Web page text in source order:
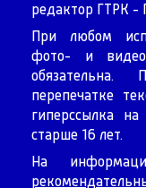
редактор ГТРК -
При любом
фото- и
перепечатке
гиперссылка
старше 16 лет.
На